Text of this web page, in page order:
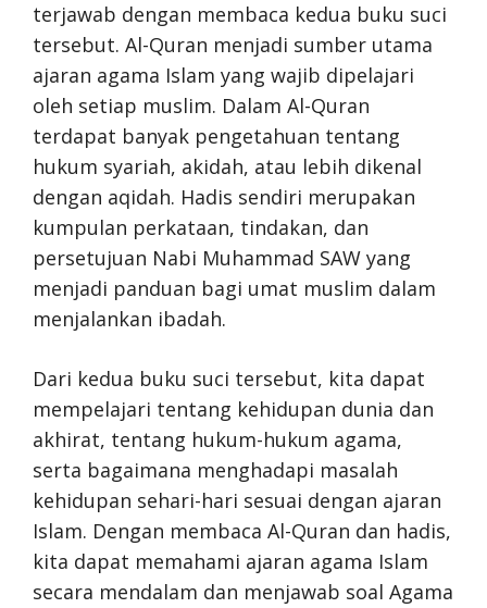
terjawab dengan membaca kedua buku suci
tersebut. Al-Quran menjadi sumber utama
ajaran agama Islam yang wajib dipelajari
oleh setiap muslim. Dalam Al-Quran
terdapat banyak pengetahuan tentang
hukum syariah, akidah, atau lebih dikenal
dengan aqidah. Hadis sendiri merupakan
kumpulan perkataan, tindakan, dan
persetujuan Nabi Muhammad SAW yang
menjadi panduan bagi umat muslim dalam
menjalankan ibadah.
Dari kedua buku suci tersebut, kita dapat
mempelajari tentang kehidupan dunia dan
akhirat, tentang hukum-hukum agama,
serta bagaimana menghadapi masalah
kehidupan sehari-hari sesuai dengan ajaran
Islam. Dengan membaca Al-Quran dan hadis,
kita dapat memahami ajaran agama Islam
secara mendalam dan menjawab soal Agama